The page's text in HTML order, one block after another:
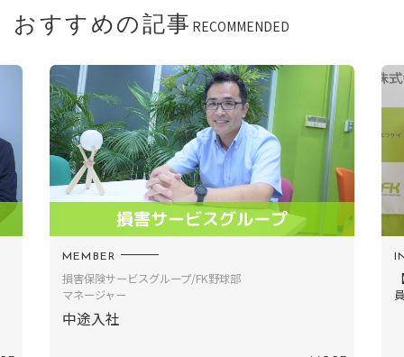
おすすめの記事 RECOMMENDED
INFORMATION
【若手社員座談会】新たな一歩を踏み出す – 若手社
員3名が語る就職...